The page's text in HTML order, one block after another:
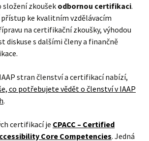
zkoušek odbornou certifikaci.
přístup ke kvalitním vzdělávacím
na certifikační zkoušky, výhodou
diskuse s dalšími členy a finančně
stran členství a certifikací nabízí,
co potřebujete vědět o členství v IAAP
.
certifikací je CPACC – Certified
Core Competencies. Jedná